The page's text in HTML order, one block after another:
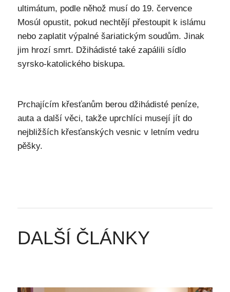
ultimátum, podle něhož musí do 19. července
Mosúl opustit, pokud nechtějí přestoupit k islámu
nebo zaplatit výpalné šariatickým soudům. Jinak
jim hrozí smrt. Džihádisté také zapálili sídlo
syrsko-katolického biskupa.
Prchajícím křesťanům berou džihádisté peníze,
auta a další věci, takže uprchlíci musejí jít do
nejbližších křesťanských vesnic v letním vedru
pěšky.
DALŠÍ ČLÁNKY